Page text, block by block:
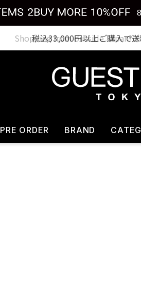
税込33,000円以上ご購入
PRE ORDER BRAND